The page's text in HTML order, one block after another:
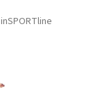
inSPORTline